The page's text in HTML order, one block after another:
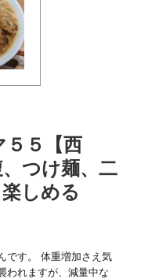
５５【西
つけ麺、二
しめる
です。 体重増加さえ気
われますが、減量中な